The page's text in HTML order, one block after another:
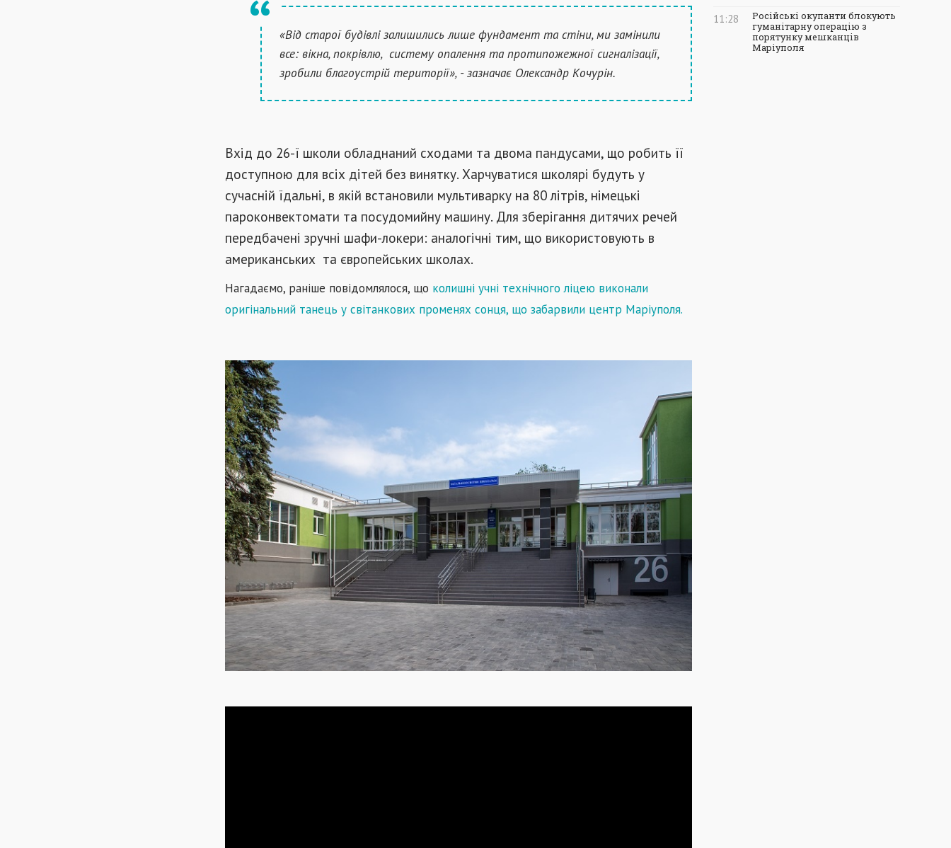
«Від старої будівлі залишились лише фундамент та стіни, ми замінили
все: вікна, покрівлю, систему опалення та протипожежної сигналізації,
зробили благоустрій території», - зазначає Олександр Кочурін.
Вхід до 26-ї школи обладнаний сходами та двома пандусами, що робить її
доступною для всіх дітей без винятку. Харчуватися школярі будуть у
сучасній їдальні, в якій встановили мультиварку на 80 літрів, німецькі
пароконвектомати та посудомийну машину. Для зберігання дитячих речей
передбачені зручні шафи-локери: аналогічні тим, що використовують в
американських та європейських школах.
Нагадаємо, раніше повідомлялося, що колишні учні технічного ліцею виконали
оригінальний танець у світанкових променях сонця, що забарвили центр Маріуполя.
11:28
Російські окупанти блокують
гуманітарну операцію з
порятунку мешканців
Маріуполя